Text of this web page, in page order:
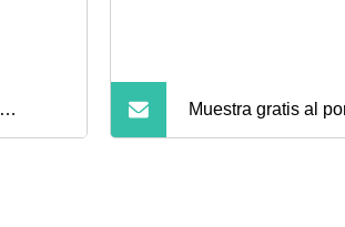
Muestra gratis al